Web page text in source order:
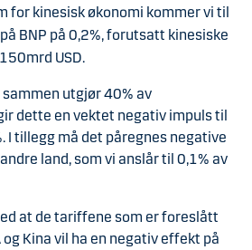
for kinesisk økonomi kommer vi til
BNP på 0,2%, forutsatt kinesiske
USD.
sammen utgjør 40% av
dette en vektet negativ impuls til
I tillegg må det påregnes negative
land, som vi anslår til 0,1% av
at de tariffene som er foreslått
og Kina vil ha en negativ effekt på